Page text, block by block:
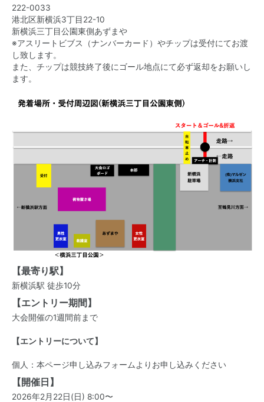
222-0033
港北区新横浜3丁目22-10
新横浜三丁目公園東側あずまや
※アスリートビブス（ナンバーカード）やチップは受付にてお渡
し致します。
また、チップは競技終了後にゴール地点にて必ず返却をお願いし
ます。
【最寄り駅】
新横浜駅 徒歩10分
【エントリー期間】
大会開催の1週間前まで
【エントリーについて】
個人：本ページ申し込みフォームよりお申し込みください
【開催日】
2026年2月22日(日) 8:00〜